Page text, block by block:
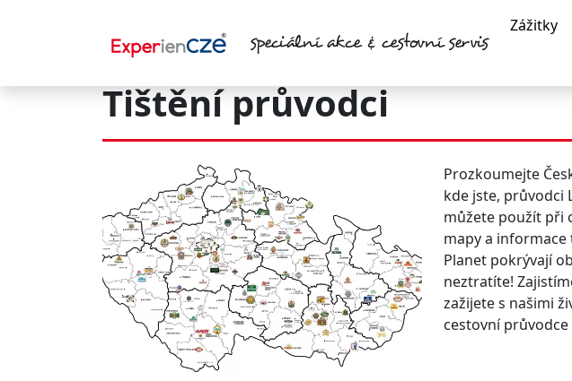
speciální akce & cestovní servis
Zážitky
Tištění průvodci
Prozkoumejte
kde jste, průvodci
můžete použít při
mapy a informace
Planet pokrývají
neztratíte!
zažijete s našimi
cestovní